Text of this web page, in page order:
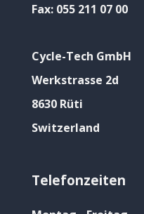
Fax: 055 211 07 00
Cycle-Tech GmbH
Werkstrasse 2d
8630 Rüti
Switzerland
Telefonzeiten